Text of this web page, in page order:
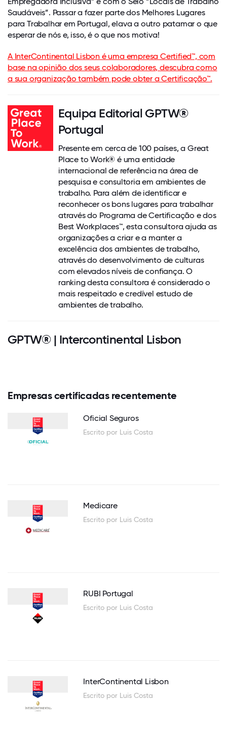
Saudáveis”. Passar a fazer parte dos Melhores Lugares
para Trabalhar em Portugal, elava a outro patamar o que
esperar de nós e, isso, é o que nos motiva!
A InterContinental Lisbon é uma empresa Certified™, com
base na opinião dos seus colaboradores, descubra como
a sua organização também pode obter a Certificação™.
Equipa Editorial GPTW®
Portugal
Presente em cerca de 100 países, a Great
Place to Work® é uma entidade
internacional de referência na área de
pesquisa e consultoria em ambientes de
trabalho. Para além de identificar e
reconhecer os bons lugares para trabalhar
através do Programa de Certificação e dos
Best Workplaces™, esta consultora ajuda as
organizações a criar e a manter a
excelência dos ambientes de trabalho,
através do desenvolvimento de culturas
com elevados níveis de confiança. O
ranking desta consultora é considerado o
mais respeitado e credível estudo de
ambientes de trabalho.
GPTW® | Intercontinental Lisbon
Empresas certificadas recentemente
Oficial Seguros
Escrito por Luis Costa
Medicare
Escrito por Luis Costa
RUBI Portugal
Escrito por Luis Costa
InterContinental Lisbon
Escrito por Luis Costa